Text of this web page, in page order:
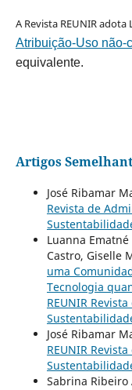
A Revista REUNIR adota
Atribuição-Uso não-
equivalente.
Artigos
José Ribamar
Revista de
Luanna
Castro, Giselle
uma
Tecnologia
REUNIR
José Ribamar
REUNIR
Sabrina Ribeiro